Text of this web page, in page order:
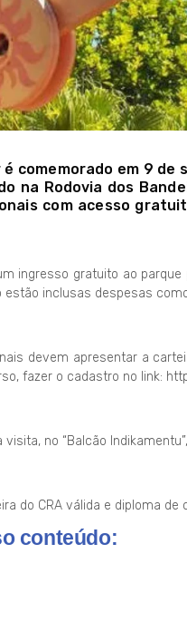
é comemorado em 9
na Rodovia dos
com acesso
ingresso gratuito ao
estão inclusas despesas
devem apresentar a
fazer o cadastro no link:
no “Balcão
do CRA válida e diploma de
conteúdo: